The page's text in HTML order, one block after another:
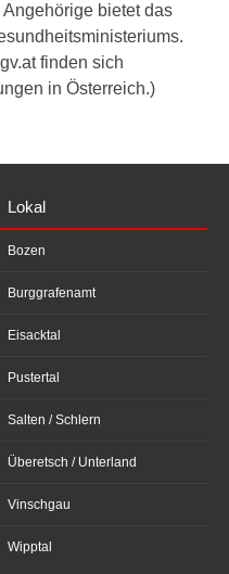
bietet das
finden sich
in Österreich.)
Lokal
Bozen
Burggrafenamt
Eisacktal
Pustertal
Salten / Schlern
Überetsch / Unterland
Vinschgau
Wipptal